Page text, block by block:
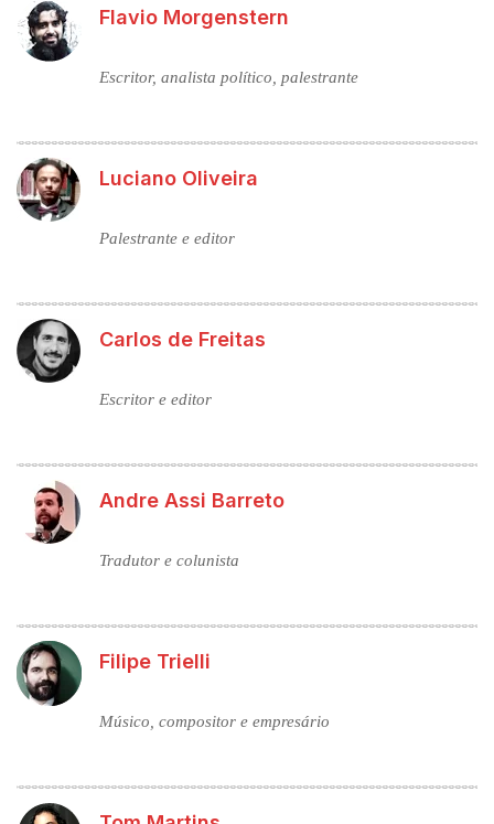
Flavio Morgenstern
Escritor, analista político, palestrante
Luciano Oliveira
Palestrante e editor
Carlos de Freitas
Escritor e editor
Andre Assi Barreto
Tradutor e colunista
Filipe Trielli
Músico, compositor e empresário